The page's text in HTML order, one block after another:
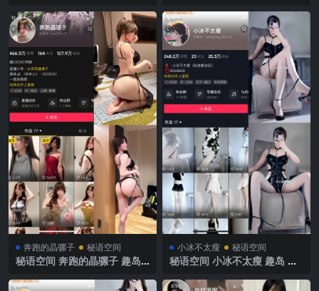
完整版
奔跑的晶骡子 秘语空间
秘语空间 奔跑的晶骡子 趣岛
新完整版
小冰不太瘦 秘语空间
秘语空间 小冰不太瘦 趣岛 N
新完整版